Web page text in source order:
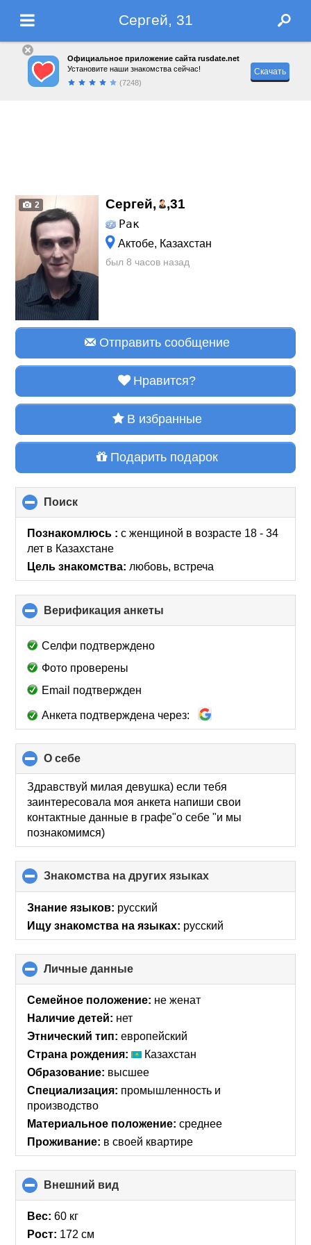
Сергей, 31
Официальное приложение сайта rusdate.net
Установите наши знакомства сейчас!
(7248)
Скачать
2 Сергей, ,31
Рак
Актобе, Казахстан
был 8 часов назад
Отправить сообщение
Нравится?
В избранные
Подарить подарок
Поиск
to
collapse
contents
Познакомлюсь :с женщиной в возрасте 18 - 34
лет в Казахстане
Цель знакомства: любовь, встреча
Верификация анкеты
to
Селфи подтверждено
Фото проверены
Email подтвержден
Анкета подтверждена через:
О себе
to
collapse
contents
Здравствуй милая девушка) если тебя
заинтересовала моя анкета напиши свои
контактные данные в графе"о себе "и мы
познакомимся)
Знакомства на других языках
to
Знание языков: русский
Ищу знакомства на языках: русский
Личные данные
to
collapse
Семейное положение: не женат
Наличие детей: нет
Этнический тип: европейский
Страна рождения:
Казахстан
Образование: высшее
Специализация: промышленность и
производство
Материальное положение: среднее
Проживание: в своей квартире
Внешний вид
to
Вес: 60 кг
Рост: 172 см